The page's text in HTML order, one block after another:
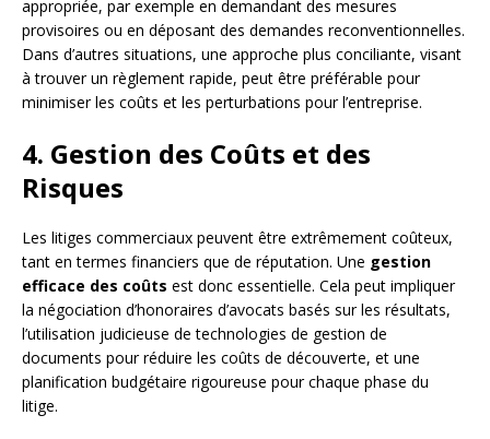
appropriée, par exemple en demandant des mesures
provisoires ou en déposant des demandes reconventionnelles.
Dans d’autres situations, une approche plus conciliante, visant
à trouver un règlement rapide, peut être préférable pour
minimiser les coûts et les perturbations pour l’entreprise.
4. Gestion des Coûts et des
Risques
Les litiges commerciaux peuvent être extrêmement coûteux,
tant en termes financiers que de réputation. Une gestion
efficace des coûts est donc essentielle. Cela peut impliquer
la négociation d’honoraires d’avocats basés sur les résultats,
l’utilisation judicieuse de technologies de gestion de
documents pour réduire les coûts de découverte, et une
planification budgétaire rigoureuse pour chaque phase du
litige.